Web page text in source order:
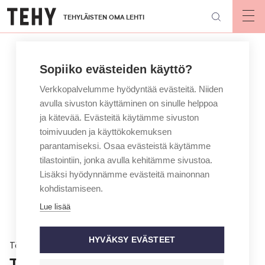
Hyppää
pääsisältöön
TEHYLÄISTEN OMA LEHTI
Töissä
Sopiiko evästeiden käyttö?
Verkkopalvelumme hyödyntää evästeitä. Niiden
avulla sivuston käyttäminen on sinulle helppoa
ja kätevää. Evästeitä käytämme sivuston
toimivuuden ja käyttökokemuksen
parantamiseksi. Osaa evästeistä käytämme
tilastointiin, jonka avulla kehitämme sivustoa.
Lisäksi hyödynnämme evästeitä mainonnan
kohdistamiseen.
Lue lisää
HYVÄKSY EVÄSTEET